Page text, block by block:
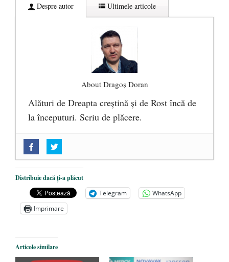
Despre autor Ultimele articole
About Dragoș Doran
Alături de Dreapta creștină și de Rost încă de
la începuturi. Scriu de plăcere.
„Acum nu e momentul”
O nouă autostradă distruge pădurea
amazoniană, pentru summitul climatic
COP30 - 14 martie 2025
Alegeri controlate
Distribuie dacă ți-a plăcut
Telegram
WhatsApp
Imprimare
Articole similare